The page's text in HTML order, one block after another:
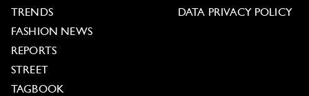
TRENDS
FASHION NEWS
REPORTS
STREET
TAGBOOK
DATA PRIVACY POLICY